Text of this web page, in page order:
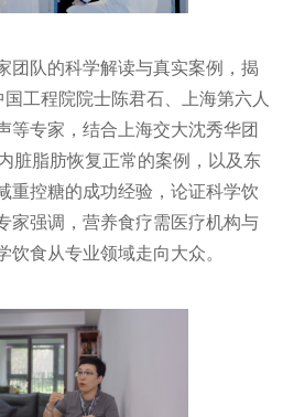
团队的科学解读与真实案例，揭
国工程院院士陈君石、上海第六人
等专家，结合上海交大沈秀华团
脏脂肪恢复正常的案例，以及东
重控糖的成功经验，论证科学饮
家强调，营养食疗需医疗机构与
食从专业领域走向大众。